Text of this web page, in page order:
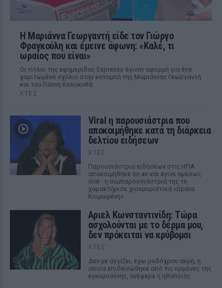
Η Μαριάννα Γεωργαντή είδε τον Γιώργο
Φραγκούλη και έμεινε άφωνη: «Καλέ, τι
ωραίος που είναι»
Οι τίτλοι της εφημερίδας Espresso έγιναν αφορμή για ένα
χαριτωμένο σχόλιο στην εκπομπή της Μαριάννας Γεωργαντή
και του Γιάννη Κολοκυθά
ΧΤΕΣ
Viral η παρουσιάστρια που
αποκοιμήθηκε κατά τη διάρκεια
δελτίου ειδήσεων
ΧΤΕΣ
Παρουσιάστρια ειδήσεων στις ΗΠΑ
αποκοιμήθηκε on air και έγινε αμέσως
viral - η συμπαρουσιάστριά της τη
χαρακτήρισε χιουμοριστικά «Ωραία
Κοιμωμένη».
Αριελ Κωνσταντινίδη: Τώρα
ασχολούνται με το δέρμα μου,
δεν πρόκειται να κρύβομαι
ΧΤΕΣ
Δεν με αγγίζει, έχω ροδόχρου ακμή, η
οποία επιδεινώθηκε από τις ορμόνες της
εγκυμοσύνης, ανέφερε η ηθοποιός